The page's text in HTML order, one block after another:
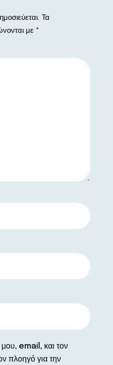
Τα
με *
email, και τον
πλοηγό για την